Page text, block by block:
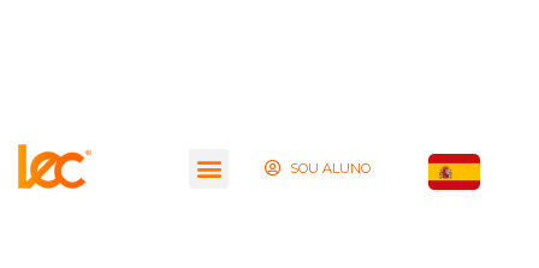
SOU ALUNO